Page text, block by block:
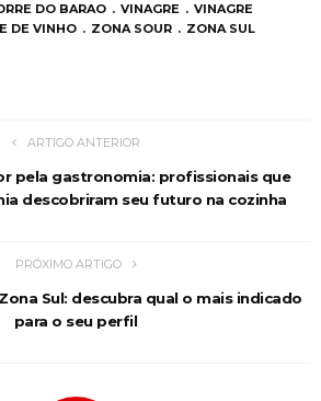
DO BARAO VINAGRE
VINAGRE
DE VINHO ZONA SOUR ZONA SUL
ARTIGO ANTERIOR
pela gastronomia: profissionais que
descobriram seu futuro na cozinha
PRÓXIMO ARTIGO
Sul: descubra qual o mais indicado
para o seu perfil